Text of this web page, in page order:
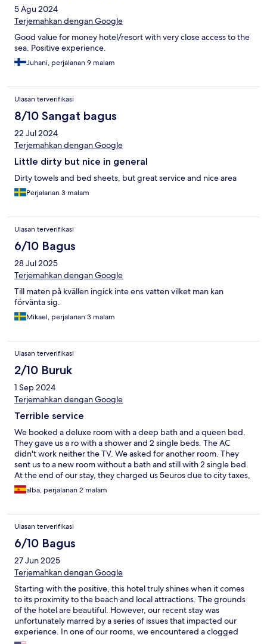
5 Agu 2024
Terjemahkan dengan Google
Good value for money hotel/resort with very close access to the
sea. Positive experience.
Juhani, perjalanan 9 malam
Ulasan terverifikasi
8/10 Sangat bagus
22 Jul 2024
Terjemahkan dengan Google
Little dirty but nice in general
Dirty towels and bed sheets, but great service and nice area
Perjalanan 3 malam
Ulasan terverifikasi
6/10 Bagus
28 Jul 2025
Terjemahkan dengan Google
Till maten på kvällen ingick inte ens vatten vilket man kan
förvänta sig.
Mikael, perjalanan 3 malam
Ulasan terverifikasi
2/10 Buruk
1 Sep 2024
Terjemahkan dengan Google
Terrible service
We booked a deluxe room with a deep bath and a queen bed.
They gave us a ro with a shower and 2 single beds. The AC
didn't work neither the TV. We asked for another room. They
sent us to a new room without a bath and still with 2 single bed.
At the end of our stay, they charged us 5euros due to city taxes,
even though we had already paid taxes... I wouldn't come back
alba, perjalanan 2 malam
Ulasan terverifikasi
6/10 Bagus
27 Jun 2025
Terjemahkan dengan Google
Starting with the positive, this hotel truly shines when it comes
to its proximity to the beach and local attractions. The grounds
of the hotel are beautiful. However, our recent stay was
unfortunately marred by a series of issues that impacted our
experience. In one of our rooms, we encountered a clogged